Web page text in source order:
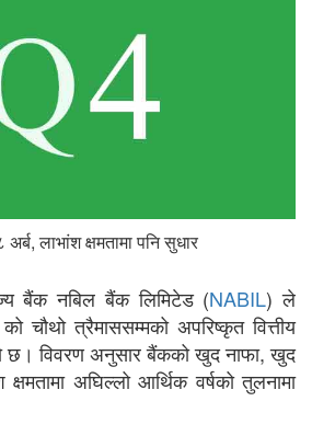
लाभांश क्षमतामा पनि सुधार
बैंक नबिल बैंक लिमिटेड (NABIL) ले
चौथो त्रैमाससम्मको अपरिष्कृत वित्तीय
छ। विवरण अनुसार बैंकको खुद नाफा, खुद
अघिल्लो आर्थिक वर्षको तुलनामा